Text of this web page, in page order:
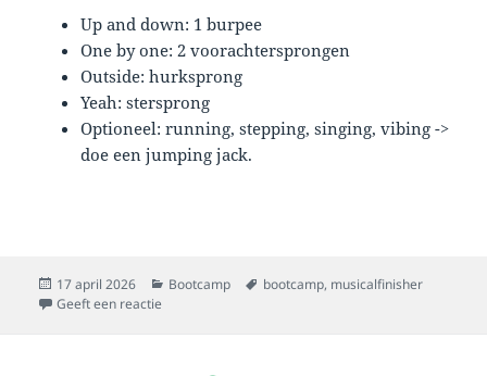
Up and down: 1 burpee
One by one: 2 voorachtersprongen
Outside: hurksprong
Yeah: stersprong
Optioneel: running, stepping, singing, vibing ->
doe een jumping jack.
Geplaatst
op
17 april 2026 Categorieën
Bootcamp Tags
bootcamp, musicalfinisher
Geeft een reactie